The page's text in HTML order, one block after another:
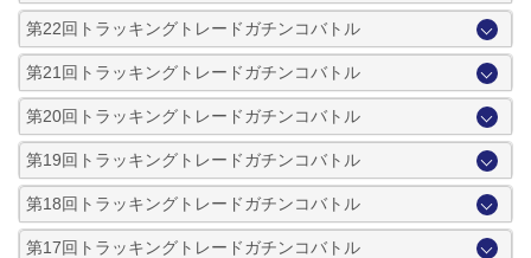
第22回トラッキングトレードガチンコバトル
第21回トラッキングトレードガチンコバトル
第20回トラッキングトレードガチンコバトル
第19回トラッキングトレードガチンコバトル
第18回トラッキングトレードガチンコバトル
第17回トラッキングトレードガチンコバトル